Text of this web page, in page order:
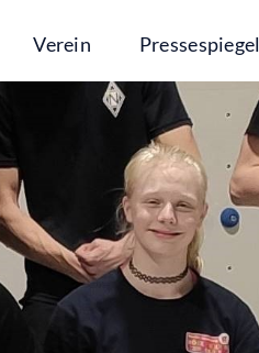
Verein Pressespiegel